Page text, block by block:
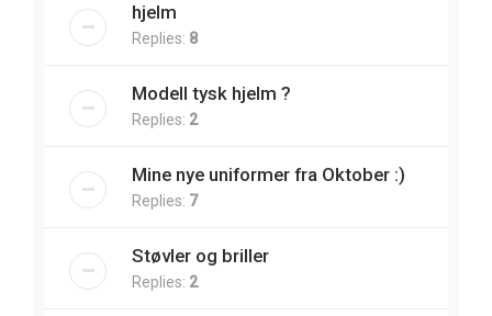
hjelm
Replies: 8
Modell tysk hjelm ?
Replies: 2
Mine nye uniformer fra Oktober :)
Replies: 7
Støvler og briller
Replies: 2